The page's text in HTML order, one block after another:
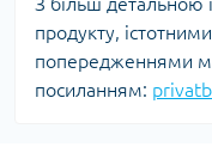
продукту,
попередженнями
посиланням: